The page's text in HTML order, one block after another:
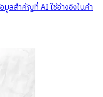
ลสำคัญที่ AI ใช้อ้างอิงในคำ